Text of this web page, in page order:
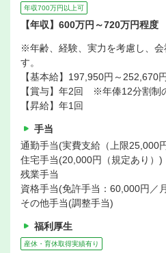
年収700万円以上可
【年収】600万円～720万円程度
※年齢、経験、実力を考慮し、会
す。
【基本給】197,950円～252,670円
【賞与】年2回 ※年俸12分割制
【昇給】年1回
手当
通勤手当(実費支給（上限25,000
住宅手当(20,000円（規定あり）)
残業手当
資格手当(免許手当：60,000円／
その他手当(調整手当)
福利厚生
産休・育休取得実績有り